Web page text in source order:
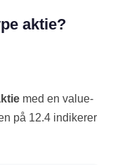
aktie?
med en value-
på 12.4 indikerer